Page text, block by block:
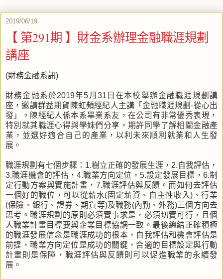
2019/06/19
【 第291期 】財金系辦理金融職涯規劃
講座
(財務金融系訊)
財務金融系於2019年5月31日在本校舉辦金融職涯規劃講
座，邀請群益期貨陳虹頻經紀人主講「金融職涯規劃-從心出
發」。陳經紀人係本系畢業系友，在公司有非常優秀表現，
特別就其職涯心得與學妹們分享，期許同學了解相關金融產
業，並選好適合自己的產業，以利未來順利就業和人生發
展。
職涯規劃有七個步驟：1.樹立正確的發展生涯，2.自我評估，
3.職涯機會的評估，4.職業方向定位，5.設定發展目標，6.制
定行動方案與實施計畫，7.職涯評估與反饋。而如何去評估
一個好的職位，可以從薪水(固定薪資、自主性收入)、行業
(保險、銀行、證券、期貨等)及職務(內勤、外務)三個方向去
思考。職涯規劃的原則必須實事求是，必須切實可行，且個
人職業計畫目標要與企業目標協調一致。最後總結正確積極
的職涯發展信念是職涯成功的根本，自我評估和機會評估是
前提，職業方向定位是成功的關鍵，合適的目標設定與行動
計畫則是保障，職涯評估與反饋則可以促進職業的永續發
展。